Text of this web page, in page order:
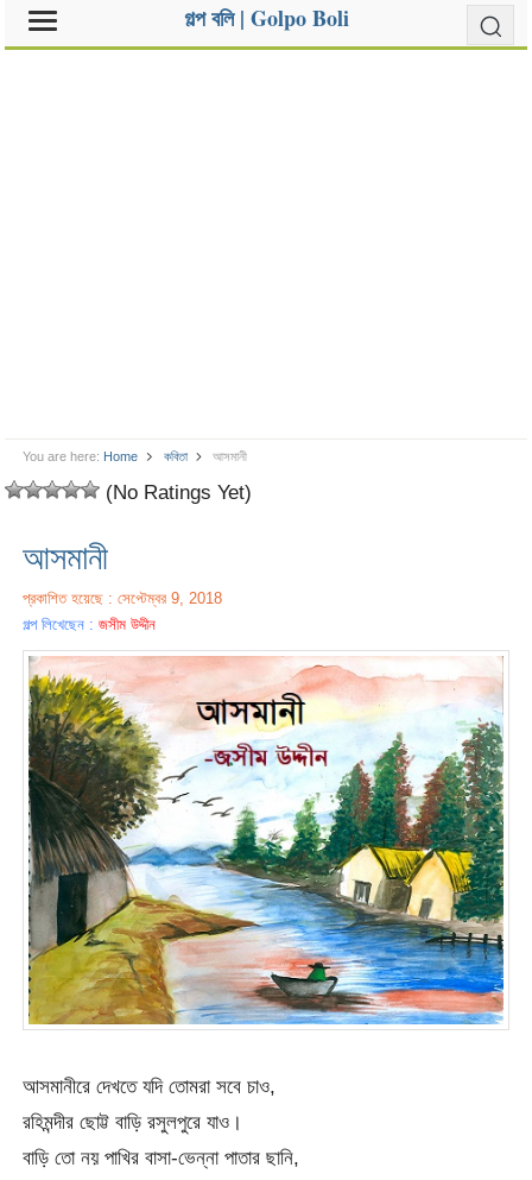
গল্প বলি | Golpo Boli
You are here: Home কবিতা আসমানী
(No Ratings Yet)
আসমানী
প্রকাশিত হয়েছে : সেপ্টেম্বর 9, 2018
গল্প লিখেছেন :জসীম উদ্দীন
আসমানীরে দেখতে যদি তোমরা সবে চাও,
রহিমন্দীর ছোট্ট বাড়ি রসুলপুরে যাও।
বাড়ি তো নয় পাখির বাসা-ভেন্না পাতার ছানি,